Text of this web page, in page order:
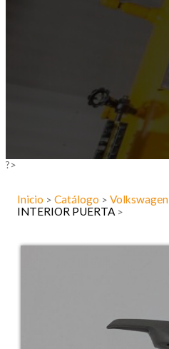
?>
Inicio > Catálogo > Volkswagen
INTERIOR PUERTA >